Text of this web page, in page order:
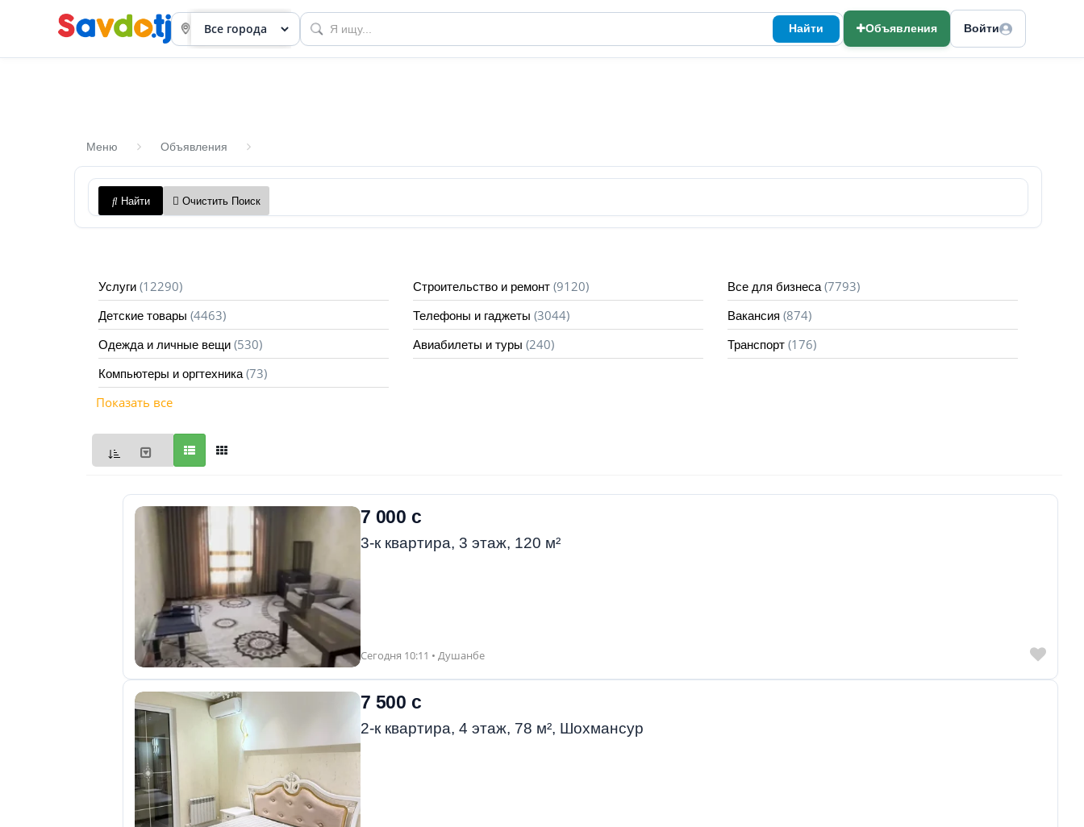
Найти Объявления Войти
приборов
объявления
Меню Объявления
Найти Очистить Поиск
Услуги (12290) Строительство и ремонт (9120) Все для бизнеса (7793)
Детские товары (4463) Телефоны и гаджеты (3044) Вакансия (874)
Одежда и личные вещи (530) Авиабилеты и туры (240) Транспорт (176)
Компьютеры и оргтехника (73)
Показать все
7 000 с
3-к квартира, 3 этаж, 120 м²
Сегодня 10:11 • Душанбе
7 500 с
2-к квартира, 4 этаж, 78 м², Шохмансур